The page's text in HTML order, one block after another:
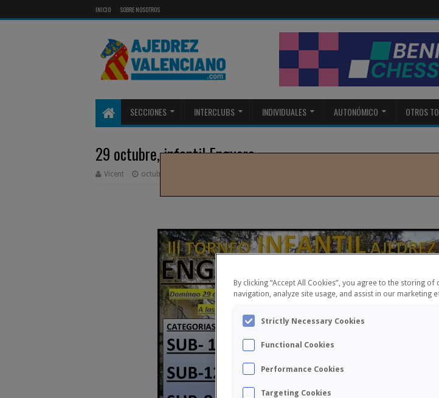
INICIO SOBRE NOSOTROS
SECCIONES INTERCLUBS INDIVIDUALES AUTONÓMICO OTROS
29 octubre, infantil Enguera
Vicent octubre 15, 2023
By clicking “Accept All Cookies”, you agree to the storing
navigation, analyze site usage, and assist in our marketing
Strictly Necessary Cookies
Functional Cookies
Performance Cookies
Targeting Cookies